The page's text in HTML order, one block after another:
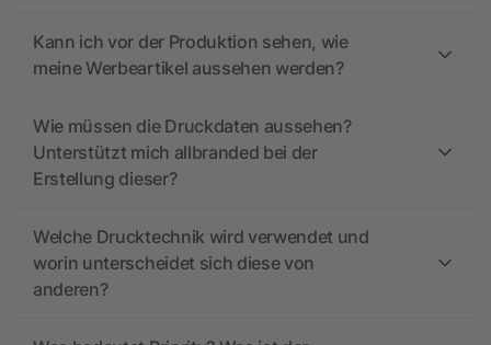
Kann ich vor der Produktion sehen, wie
meine Werbeartikel aussehen werden?
Wie müssen die Druckdaten aussehen?
Unterstützt mich allbranded bei der
Erstellung dieser?
Welche Drucktechnik wird verwendet und
worin unterscheidet sich diese von
anderen?